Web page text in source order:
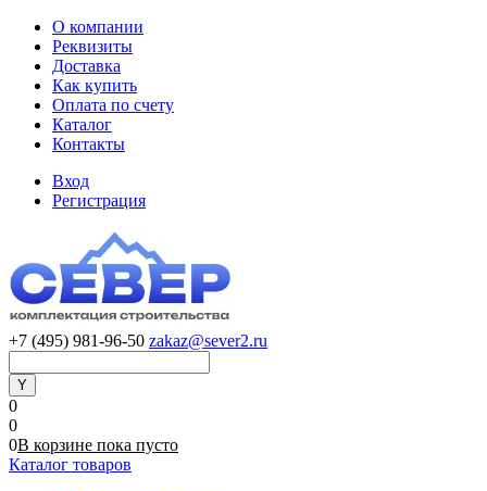
О компании
Реквизиты
Доставка
Как купить
Оплата по счету
Каталог
Контакты
Вход
Регистрация
+7 (495) 981-96-50 zakaz@sever2.ru
0
0
0В корзине пока пусто
Каталог товаров